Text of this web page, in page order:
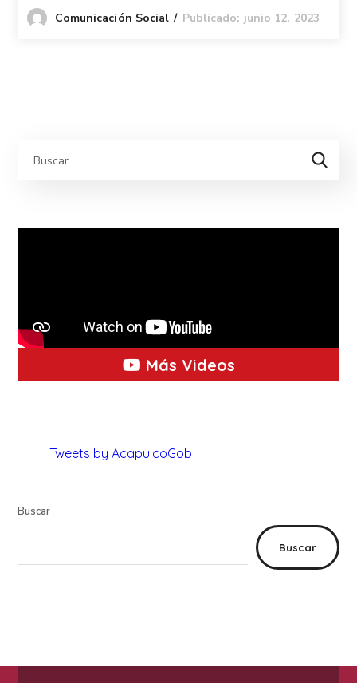
Comunicación Social Publicado: junio 12, 2023
Más Videos
Tweets by AcapulcoGob
Buscar
Buscar